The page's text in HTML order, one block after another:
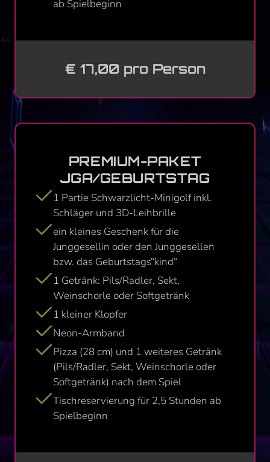
ab Spielbeginn
€ 17,00 pro Person
PREMIUM-PAKET
JGA/­GEBURTSTAG
1 Partie Schwarzlicht-Minigolf inkl.
Schläger und 3D-Leihbrille
ein kleines Geschenk für die
Junggesellin oder den Junggesellen
bzw. das Geburtstags“kind“
1 Getränk: Pils/Radler, Sekt,
Weinschorle oder Softgetränk
1 kleiner Klopfer
Neon-Armband
Pizza (28 cm) und 1 weiteres Getränk
(Pils/Radler, Sekt, Weinschorle oder
Softgetränk) nach dem Spiel
Tischreservierung für 2,5 Stunden ab
Spielbeginn